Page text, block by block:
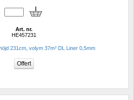
Art. nr.
HE457231
231cm, volym 37m³ DL Liner 0,5mm